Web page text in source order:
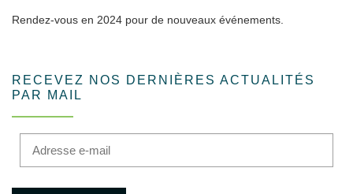
Rendez-vous en 2024 pour de nouveaux événements.
RECEVEZ NOS DERNIÈRES ACTUALITÉS
PAR MAIL